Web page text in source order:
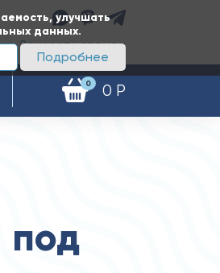
улучшать
данных.
Подробнее
Заказать звонок
0 0 Р
под